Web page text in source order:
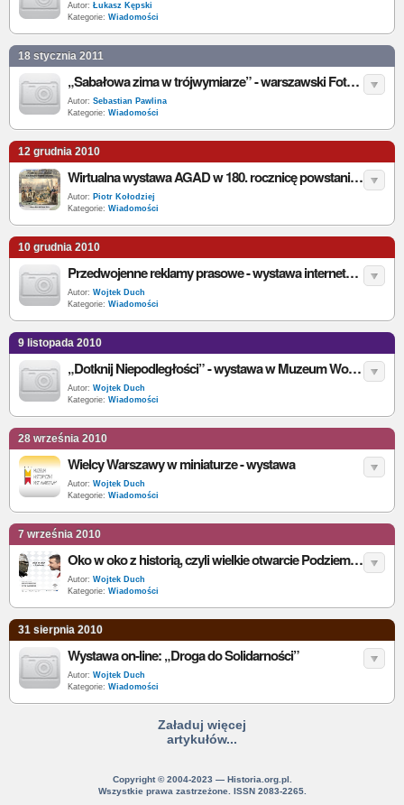
Autor: Łukasz Kępski
Kategorie: Wiadomości
18 stycznia 2011
„Sabałowa zima w trójwymiarze” - warszawski Fotoplastikon zaprasza
Autor: Sebastian Pawlina
Kategorie: Wiadomości
12 grudnia 2010
Wirtualna wystawa AGAD w 180. rocznicę powstania listopadowego
Autor: Piotr Kołodziej
Kategorie: Wiadomości
10 grudnia 2010
Przedwojenne reklamy prasowe - wystawa internetowa
Autor: Wojtek Duch
Kategorie: Wiadomości
9 listopada 2010
„Dotknij Niepodległości” - wystawa w Muzeum Wojska Polskiego
Autor: Wojtek Duch
Kategorie: Wiadomości
28 września 2010
Wielcy Warszawy w miniaturze - wystawa
Autor: Wojtek Duch
Kategorie: Wiadomości
7 września 2010
Oko w oko z historią, czyli wielkie otwarcie Podziemi Rynku w Krakowie już wkrótce!
Autor: Wojtek Duch
Kategorie: Wiadomości
31 sierpnia 2010
Wystawa on-line: „Droga do Solidarności”
Autor: Wojtek Duch
Kategorie: Wiadomości
Załaduj więcej
artykułów...
Copyright © 2004-2023 — Historia.org.pl.
Wszystkie prawa zastrzeżone. ISSN 2083-2265.